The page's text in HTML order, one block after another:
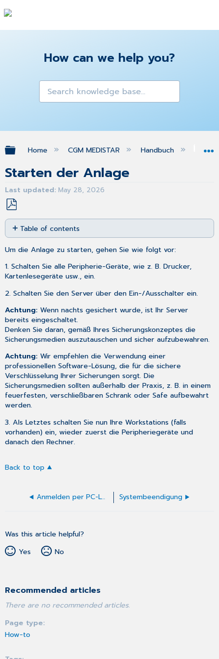
How can we help you?
Expand/collapse global hierarchy
Home CGM MEDISTAR Handbuch
Starten der Anlage
Last updated May 28, 2026
Save
as
PDF
Table of contents
No
headers
Um die Anlage zu starten, gehen Sie wie folgt vor:
1. Schalten Sie alle Peripherie-Geräte, wie z. B. Drucker,
Kartenlesegeräte usw., ein.
2. Schalten Sie den Server über den Ein-/Ausschalter ein.
Achtung:Wenn nachtsgesichert wurde, ist Ihr Server
bereits eingeschaltet.
Denken Sie daran, gemäß Ihres Sicherungskonzeptes die
Sicherungsmedien auszutauschen und sicher aufzubewahren.
Achtung:Wir empfehlen die Verwendung einer
professionellen Software-Lösung, die für die sichere
Verschlüsselung Ihrer Sicherungen sorgt. Die
Sicherungsmedien sollten außerhalb der Praxis, z. B. in einem
feuerfesten, verschließbaren Schrank oder Safe aufbewahrt
werden.
3. Als Letztes schalten Sie nun Ihre Workstations (falls
vorhanden) ein, wieder zuerst die Peripheriegeräte und
danach den Rechner.
Back to top
Anmelden per PC-LOC Systembeendigung
Was this article helpful?
Yes
No
Recommended articles
There are no recommended articles.
Page type
How-to